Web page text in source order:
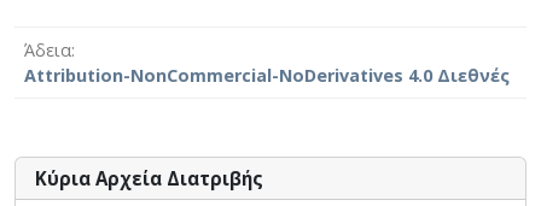
καταπολέμηση του αποκλεισμού και από την πλευρά
του προσφυγικού πληθυσμού. Τα πορίσματα της
κοινωνικής οικονομίας στην κοινωνική ενσωμάτωση.
Παρέχουν επίσης αισιόδοξες ενδείξεις, για τα
social integration. The research showed a moderate
familiarity degree of refugees with the concepts of
on starting a Social Economy scheme, the ones noted
as most important, were access to bank loans, the
Άδεια
Attribution-NonCommercial-NoDerivatives 4.0 Διεθνές
Κύρια Αρχεία Διατριβής